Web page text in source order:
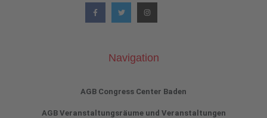
Navigation
AGB Congress Center Baden
AGB Veranstaltungsräume und Veranstaltungen